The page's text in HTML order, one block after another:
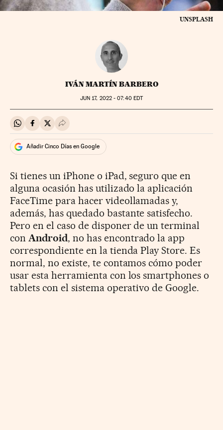
UNSPLASH
IVÁN MARTÍN BARBERO
JUN 17, 2022 - 07:40EDT
Compartir en Whatsapp
Compartir en Facebook
Compartir en Twitter
Desplegar Redes Sociales
Añadir Cinco Días en Google
Si tienes un iPhone o iPad, seguro que en
alguna ocasión has utilizado la aplicación
FaceTime para hacer videollamadas y,
además, has quedado bastante satisfecho.
Pero en el caso de disponer de un terminal
con Android, no has encontrado la app
correspondiente en la tienda Play Store. Es
normal, no existe, te contamos cómo poder
usar esta herramienta con los smartphones o
tablets con el sistema operativo de Google.